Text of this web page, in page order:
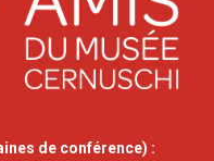
de conférence) :